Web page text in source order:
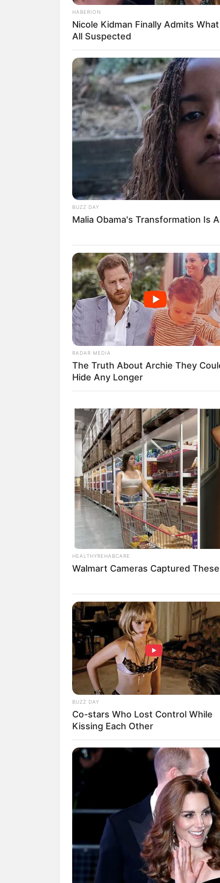
Beberapa sinetron yang pernah
Hilang(2018), danBawang Putih
Pada Agustus 2021, ia dipercaya
Selain itu, ia juga pernah membintangi
lewat Critical Elevenpada 2017. Ia
dibintangi Nino Fernandez dan Astrid
Sejak saat itu, ia pun dipercaya
Riana: Beginning(2019),Bumi
Baca juga:Biodata, Profil, dan Fakta
(foto:
Biodata & Profil
Nama Lengkap: Ciara Nadine
Nama Panggung: Ciara Nadine
Nama Panggilan: Ciara
Tempat, Tanggal Lahir : Jakarta, 19
Kewarganegaraan: Indonesia
Profesi: Aktris, Model
Hobi: –
Facebook: –
X: –
@ciara_nadine_brosnan
HABERION
Nicole Kidman Finally Admits
All Suspected
BUZZ DAY
Malia Obama's Transformation Is
RADAR MEDIA
The Truth About Archie They
Hide Any Longer
HEALTHYREHABCARE
Walmart Cameras Captured
BUZZ DAY
Co-stars Who Lost Control While
Kissing Each Other